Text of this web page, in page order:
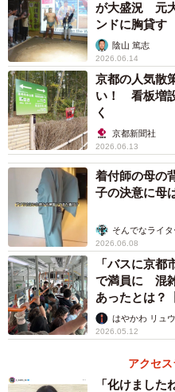
の場合は前払い、電話や
は現在検討しております」
訪日外国人のお客様。
予約の場合ほとんどの方が、
てくれません。
無下にお断りすることもで
本当に困っています。
— 木挽町よしや👨‍🍳【公式
11, 2025
が大盛況 元
ンドに胸貸
陰山 篤志
2026.06.14
京都の人気散
い！ 看板増
く
京都新聞社
2026.06.13
着付師の母の
子の決意に母
そんでなライ
2026.06.08
「バスに京
で満員に 混
あったとは？
はやかわ リュウ
2026.05.12
アクセ
「化けまし